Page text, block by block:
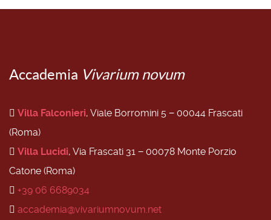
Accademia Vivarium novum
Villa Falconieri, Viale Borromini 5 − 00044 Frascati
(Roma)
Villa Lucidi, Via Frascati 31 − 00078 Monte Porzio
Catone (Roma)
+39 06 6689034
accademia@vivariumnovum.net